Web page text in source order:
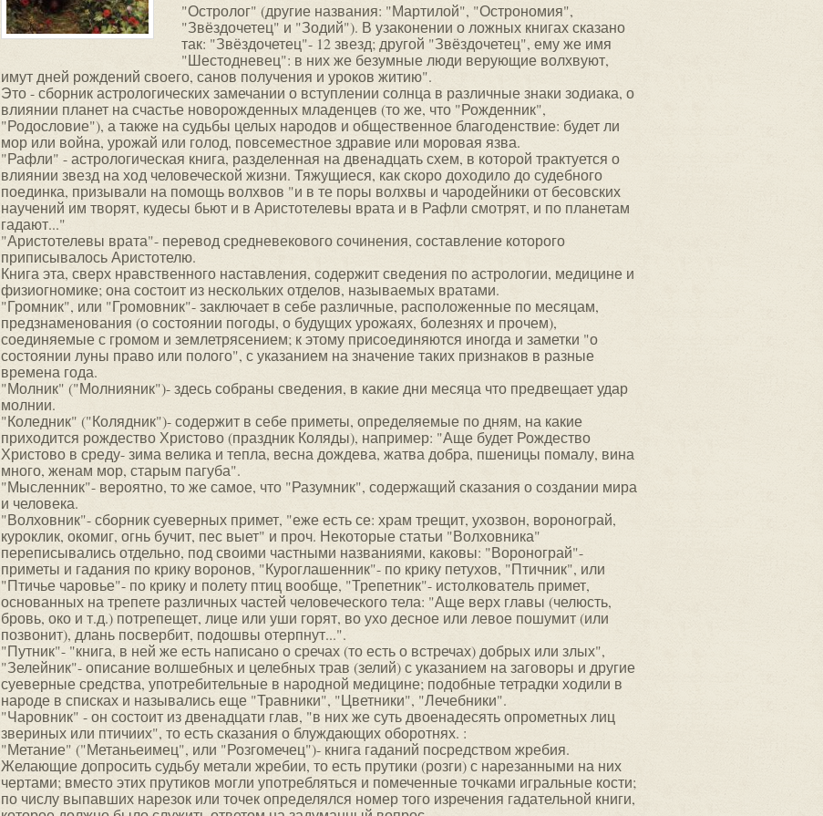
"Остролог" (другие названия: "Мартилой", "Острономия",
"Звёздочетец" и "Зодий"). В узаконении о ложных книгах сказано
так: "Звёздочетец"- 12 звезд; другой "Звёздочетец", ему же имя
"Шестодневец": в них же безумные люди верующие волхвуют,
имут дней рождений своего, санов получения и уроков житию".
Это - сборник астрологических замечании о вступлении солнца в различные знаки зодиака, о
влиянии планет на счастье новорожденных младенцев (то же, что "Рожденник",
"Родословие"), а также на судьбы целых народов и общественное благоденствие: будет ли
мор или война, урожай или голод, повсеместное здравие или моровая язва.
"Рафли" - астрологическая книга, разделенная на двенадцать схем, в которой трактуется о
влиянии звезд на ход человеческой жизни. Тяжущиеся, как скоро доходило до судебного
поединка, призывали на помощь волхвов "и в те поры волхвы и чародейники от бесовских
научений им творят, кудесы бьют и в Аристотелевы врата и в Рафли смотрят, и по планетам
гадают..."
"Аристотелевы врата"- перевод средневекового сочинения, составление которого
приписывалось Аристотелю.
Книга эта, сверх нравственного наставления, содержит сведения по астрологии, медицине и
физиогномике; она состоит из нескольких отделов, называемых вратами.
"Громник", или "Громовник"- заключает в себе различные, расположенные по месяцам,
предзнаменования (о состоянии погоды, о будущих урожаях, болезнях и прочем),
соединяемые с громом и землетрясением; к этому присоединяются иногда и заметки "о
состоянии луны право или полого", с указанием на значение таких признаков в разные
времена года.
"Молник" ("Молнияник")- здесь собраны сведения, в какие дни месяца что предвещает удар
молнии.
"Коледник" ("Колядник")- содержит в себе приметы, определяемые по дням, на какие
приходится рождество Христово (праздник Коляды), например: "Аще будет Рождество
Христово в среду- зима велика и тепла, весна дождева, жатва добра, пшеницы помалу, вина
много, женам мор, старым пагуба".
"Мысленник"- вероятно, то же самое, что "Разумник", содержащий сказания о создании мира
и человека.
"Волховник"- сборник суеверных примет, "еже есть се: храм трещит, ухозвон, воронограй,
куроклик, окомиг, огнь бучит, пес выет" и проч. Некоторые статьи "Волховника"
переписывались отдельно, под своими частными названиями, каковы: "Воронограй"-
приметы и гадания по крику воронов, "Куроглашенник"- по крику петухов, "Птичник", или
"Птичье чаровье"- по крику и полету птиц вообще, "Трепетник"- истолкователь примет,
основанных на трепете различных частей человеческого тела: "Аще верх главы (челюсть,
бровь, око и т.д.) потрепещет, лице или уши горят, во ухо десное или левое пошумит (или
позвонит), длань посвербит, подошвы отерпнут...".
"Путник"- "книга, в ней же есть написано о сречах (то есть о встречах) добрых или злых",
"Зелейник"- описание волшебных и целебных трав (зелий) с указанием на заговоры и другие
суеверные средства, употребительные в народной медицине; подобные тетрадки ходили в
народе в списках и назывались еще "Травники", "Цветники", "Лечебники".
"Чаровник" - он состоит из двенадцати глав, "в них же суть двоенадесять опрометных лиц
звериных или птичиих", то есть сказания о блуждающих оборотнях. :
"Метание" ("Метаньеимец", или "Розгомечец")- книга гаданий посредством жребия.
Желающие допросить судьбу метали жребии, то есть прутики (розги) с нарезанными на них
чертами; вместо этих прутиков могли употребляться и помеченные точками игральные кости;
по числу выпавших нарезок или точек определялся номер того изречения гадательной книги,